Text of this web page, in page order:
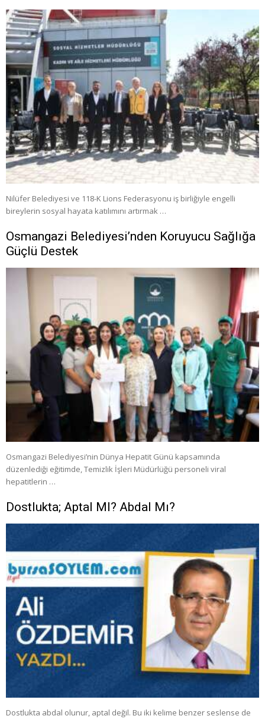
Nilüfer Belediyesi ve 118-K Lions Federasyonu iş birliğiyle engelli
bireylerin sosyal hayata katılımını artırmak …
Osmangazi Belediyesi’nden Koruyucu Sağlığa
Güçlü Destek
Osmangazi Belediyesi’nin Dünya Hepatit Günü kapsamında
düzenlediği eğitimde, Temizlik İşleri Müdürlüğü personeli viral
hepatitlerin …
Dostlukta; Aptal MI? Abdal Mı?
Dostlukta abdal olunur, aptal değil. Bu iki kelime benzer seslense de